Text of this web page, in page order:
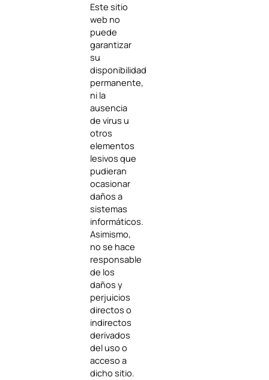
Este sitio
web no
puede
garantizar
su
disponibilidad
permanente,
ni la
ausencia
de virus u
otros
elementos
lesivos que
pudieran
ocasionar
daños a
sistemas
informáticos.
Asimismo,
no se hace
responsable
de los
daños y
perjuicios
directos o
indirectos
derivados
del uso o
acceso a
dicho sitio.